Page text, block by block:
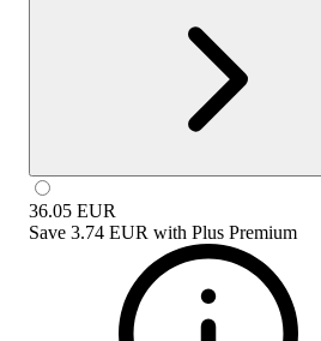
36.05 EUR
Save 3.74 EUR with Plus Premium